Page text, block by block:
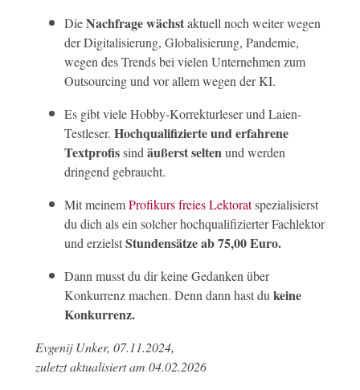
DieNachfrage wächstaktuell noch weiter wegen
der Digitalisierung, Globalisierung, Pandemie,
wegen des Trends bei vielen Unternehmen zum
Outsourcing und vor allem wegen der KI.
Es gibt viele Hobby-Korrekturleser und Laien-
Testleser. Hochqualifizierte und erfahrene
Textprofissindäußerst seltenund werden
dringend gebraucht.
Mit meinemProfikurs freies Lektoratspezialisierst
du dich als ein solcher hochqualifizierter Fachlektor
und erzielstStundensätze ab 75,00 Euro.
Dann musst du dir keine Gedanken über
Konkurrenz machen. Denn dann hast dukeine
Konkurrenz.
Evgenij Unker, 07.11.2024,
zuletzt aktualisiert am 04.02.2026